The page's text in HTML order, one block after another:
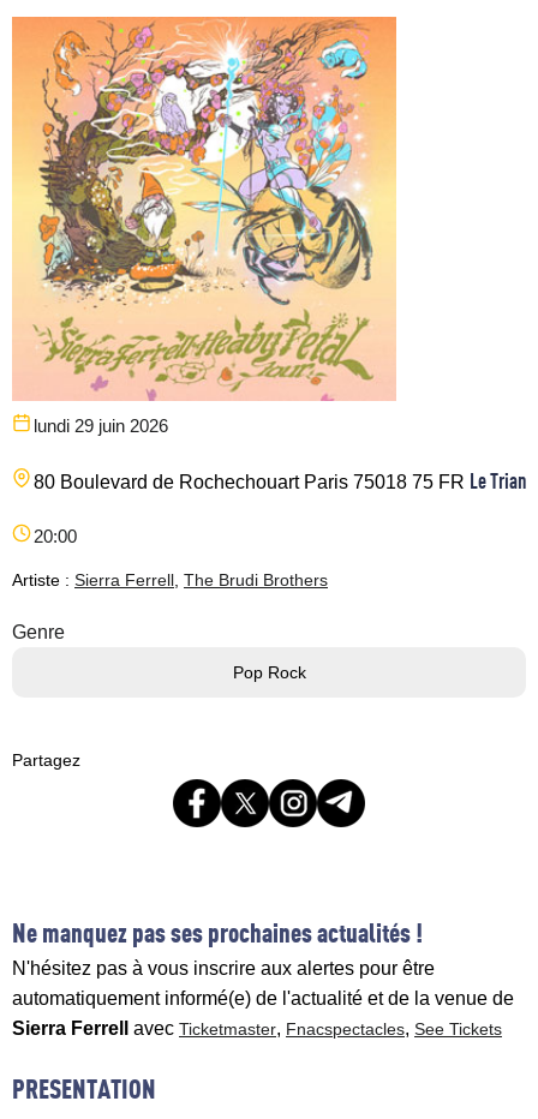
lundi 29 juin 2026
80 Boulevard de Rochechouart Paris 75018 75 FR Le
20:00
Artiste : Sierra Ferrell The Brudi Brothers
Genre
Pop Rock
Partagez
Ne manquez pas ses prochaines actualités !
N'hésitez pas à vous inscrire aux alertes pour être
automatiquement informé(e) de l'actualité et de la venue de
Sierra Ferrell
avec Ticketmaster, Fnacspectacles, See Tickets
PRESENTATION